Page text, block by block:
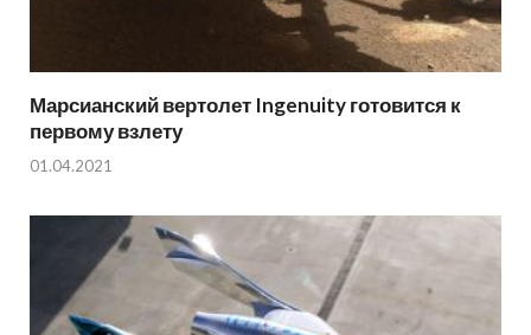
Марсианский вертолет Ingenuity готовится к
первому взлету
01.04.2021